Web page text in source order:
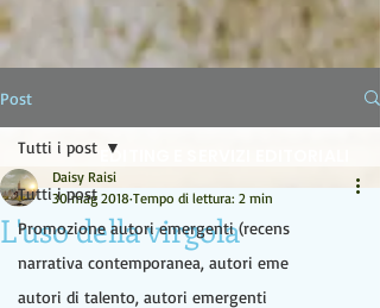
EDITING E SERVIZI EDITORIALI
Post
Tutti i post
Promozione autori emergenti (recens
narrativa contemporanea, autori eme
autori di talento, autori emergenti
Tutti i post
L'uso della virgola
Daisy Raisi
30 mag 2018 Tempo di lettura: 2 min